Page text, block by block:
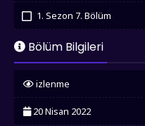
1. Sezon 7. Bölüm
Bölüm Bilgileri
izlenme
20 Nisan 2022